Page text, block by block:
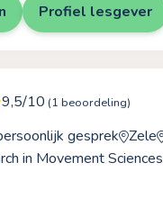
Profiel lesgever
9,5/10 (1 beoordeling)
gesprek Zele
in Movement Sciences